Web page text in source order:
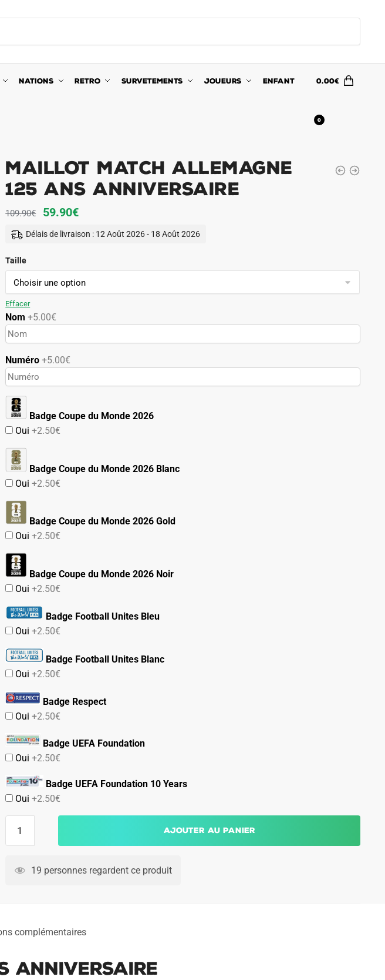
NATIONS RETRO SURVETEMENTS JOUEURS ENFANT 0.00€
0
Maillot Match Allemagne
125 Ans Anniversaire
109.90€
Le
prix
109.90€.
59.90€Le
59.90€.
Délais de livraison : 12 Août 2026 - 18 Août 2026
Taille
Effacer
Nom +5.00€
Numéro+5.00€
Badge Coupe du Monde 2026
Oui+2.50€
Badge Coupe du Monde 2026 Blanc
Oui+2.50€
Badge Coupe du Monde 2026 Gold
Oui+2.50€
Badge Coupe du Monde 2026 Noir
Oui+2.50€
Badge Football Unites Bleu
Oui+2.50€
Badge Football Unites Blanc
Oui+2.50€
Badge Respect
Oui+2.50€
Badge UEFA Foundation
Oui+2.50€
Badge UEFA Foundation 10 Years
Oui+2.50€
Match
Ajouter au panier
19 personnes regardent ce produit
complémentaires
Anniversaire